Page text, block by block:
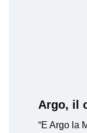
Argo, il
“E Argo la